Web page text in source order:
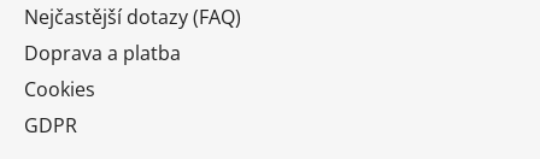
Nejčastější dotazy (FAQ)
Doprava a platba
Cookies
GDPR